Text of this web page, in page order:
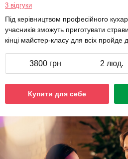
3 відгуки
Під керівництвом професійного
учасників зможуть приготувати
кінці майстер-класу для всіх пройде
3800 грн 2 люд.
Купити для себе